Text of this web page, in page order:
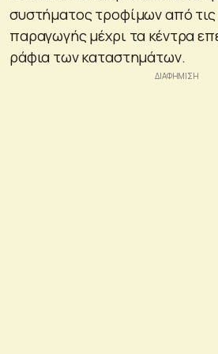
συστήματος τροφίμων από
παραγωγής μέχρι τα κέντρα
ράφια των καταστημάτων.